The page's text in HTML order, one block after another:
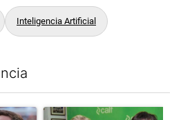
Inteligencia Artificial
con el título "Milei despidió a Jorge
Un artículo de tendencia con